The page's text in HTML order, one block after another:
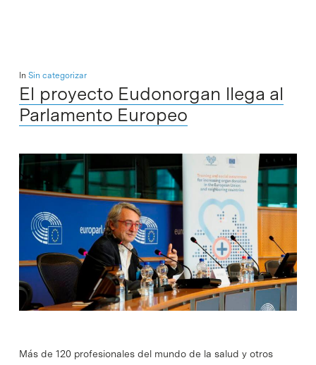
In Sin categorizar
El proyecto Eudonorgan llega al
Parlamento Europeo
Más de 120 profesionales del mundo de la salud y otros